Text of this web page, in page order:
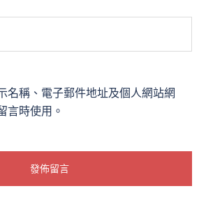
名稱、電子郵件地址及個人網站網
言時使用。